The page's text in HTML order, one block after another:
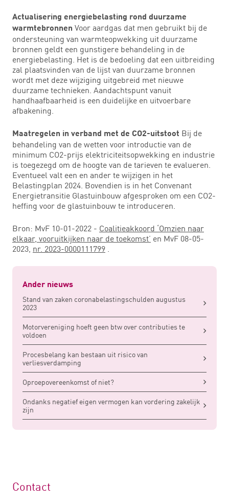
Actualisering energiebelasting rond duurzame
warmtebronnen Voor aardgas dat men gebruikt bij de
ondersteuning van warmteopwekking uit duurzame
bronnen geldt een gunstigere behandeling in de
energiebelasting. Het is de bedoeling dat een uitbreiding
zal plaatsvinden van de lijst van duurzame bronnen
wordt met deze wijziging uitgebreid met nieuwe
duurzame technieken. Aandachtspunt vanuit
handhaafbaarheid is een duidelijke en uitvoerbare
afbakening.
Maatregelen in verband met de CO2-uitstoot Bij de
behandeling van de wetten voor introductie van de
minimum CO2-prijs elektriciteitsopwekking en industrie
is toegezegd om de hoogte van de tarieven te evalueren.
Eventueel valt een en ander te wijzigen in het
Belastingplan 2024. Bovendien is in het Convenant
Energietransitie Glastuinbouw afgesproken om een CO2-
heffing voor de glastuinbouw te introduceren.
Bron: MvF 10-01-2022 - Coalitieakkoord ‘Omzien naar
elkaar, vooruitkijken naar de toekomst’ en MvF 08-05-
2023, nr. 2023-0000111799 .
Ander nieuws
Stand van zaken coronabelastingschulden augustus
2023
Motorvereniging hoeft geen btw over contributies te
voldoen
Procesbelang kan bestaan uit risico van
verliesverdamping
Oproepovereenkomst of niet?
Ondanks negatief eigen vermogen kan vordering zakelijk
zijn
Contact